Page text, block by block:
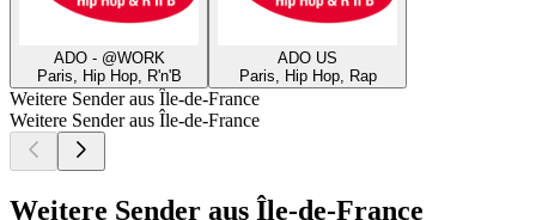
ADO - @WORK
Paris, Hip Hop, R'n'B
ADO US
Paris, Hip Hop, Rap
Weitere Sender aus Île-de-France
Weitere Sender aus Île-de-France
Weitere Sender aus Île-de-France